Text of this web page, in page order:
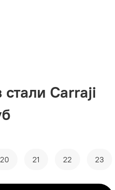
стали Carraji
20 21 22 23